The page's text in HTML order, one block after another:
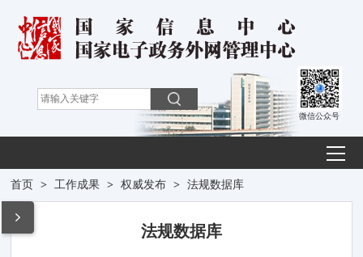
微信公众号
首页 > 工作成果 > 权威发布 > 法规数据库
法规数据库